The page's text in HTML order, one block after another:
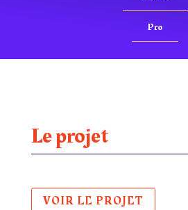
Pro
Le projet
VOIR LE PROJET